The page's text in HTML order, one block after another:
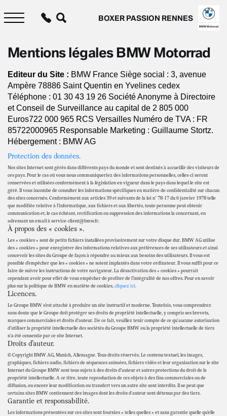
contenu
BOXER PASSION RENNES
BMW Motorrad
Mentions légales BMW Motorrad
Editeur du Site : BMW France Siège social : 3, avenue
Ampère 78886 Saint Quentin en Yvelines cedex
Téléphone : 01 30 43 19 26 Société Anonyme à Directoire
et Conseil de Surveillance au capital de 2 805 000
Euros722 000 965 RCS Versailles Numéro de TVA : FR
85722000965 Responsable Marketing : Guillaume Stortz.
Hébergement : BMW AG
Protection des données.
Nos sites Internet sont gérés dans différents pays du monde et sont destinés à accueillir des visiteurs de
ces pays. Pour le cas où vous nous communiqueriez des informations personnelles, celles-ci seront
conservées et utilisées conformément à la législation en vigueur dans le pays dans lequel le site est
géré. Il vous incombe de consulter les informations spécifiques en matière de confidentialité sur chacun
des sites concernés. Conformément aux articles 39 et suivants de la loi n° 78-17 du 6 janvier 1978 telle
que modifiée relative à l’informatique, aux fichiers et aux libertés, toute personne peut obtenir
communication et, le cas échéant, rectification ou suppression des informations la concernant, en
adressant un email à service-client@bmw.fr.
À propos des « cookies ».
Les « cookies » sont de petits fichiers installées provisoirement sur votre disque dur. BMW AG utilise
des « cookies » pour enregistrer des informations relatives aux préférences de ses utilisateurs et ainsi
concevoir les sites du Groupe de façon à répondre au mieux aux besoins des utilisateurs. Il vous est
possible d’empêcher que les « cookies » ne soient implantés dans votre ordinateur. Il vous suffit pour ce
faire de suivre les instructions de votre navigateur. La désactivation des « cookies » pourrait
cependant avoir pour effet de vous empêcher de profiter de l’intégralité de nos offres. Pour en savoir
plus sur la politique de BMW en matiète de cookies,cliquez ici.
Licences.
Le Groupe BMW s’est attaché à produire un site instructif et moderne. Toutefois, vous comprendrez
sans doute que le Groupe doit protéger ses droits de propriété intellectuelle, y compris ses brevets,
marques commerciales et droits d’auteur. De ce fait, veuillez tenir compte de ce qu'aucune autorisation
d’utiliser la propriété intellectuelle des sociétés du Groupe BMW ou la propriété intellectuelle de tiers
n’a été consentie par ce site Internet.
Droits d’auteur.
© Copyright BMW AG, Munich, Allemagne. Tous droits réservés. Le contenu textuel, les images,
graphiques, fichiers audio, fichiers de séquences animées, fichiers vidéo et leur organisation sur le site
Internet du Groupe BMW sont tous sujets à des droits d’auteur et autres protections du droit de la
propriété intellectuelle. A ce titre, toute reproduction de ces objets à des fins commerciales ou de
diffusion, ou encore leur modification ou transfert vers un autre site sont interdits. Il se peut que
certains sites BMW contiennent des images dont les droits d'auteur sont détenus par des tiers.
Garantie et responsabilité.
Les informations présentées sur ces sites sont fournies « telles quelles » et sans garantie quelle qu’elle